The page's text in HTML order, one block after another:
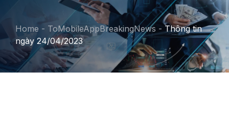
Home - ToMobileAppBreakingNews - Thông tin
ngày 24/04/2023